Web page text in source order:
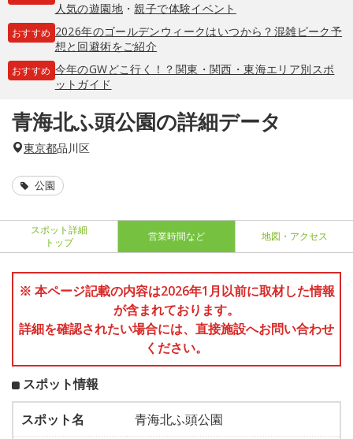
人気の遊園地・親子で体験イベント
おすすめ 2026年のゴールデンウィークはいつから？混雑ピーク予
想と回避術をご紹介
おすすめ 今年のGWどこ行く！？関東・関西・東海エリア別スポ
ットガイド
青海北ふ頭公園の詳細データ
東京都品川区
公園
スポット詳細
トップ
営業時間など 地図・アクセス
※ 本ページ記載の内容は2026年1月以前に取材した情報
が含まれております。
詳細を確認されたい場合には、直接施設へお問い合わせ
ください。
スポット情報
スポット名
青海北ふ頭公園